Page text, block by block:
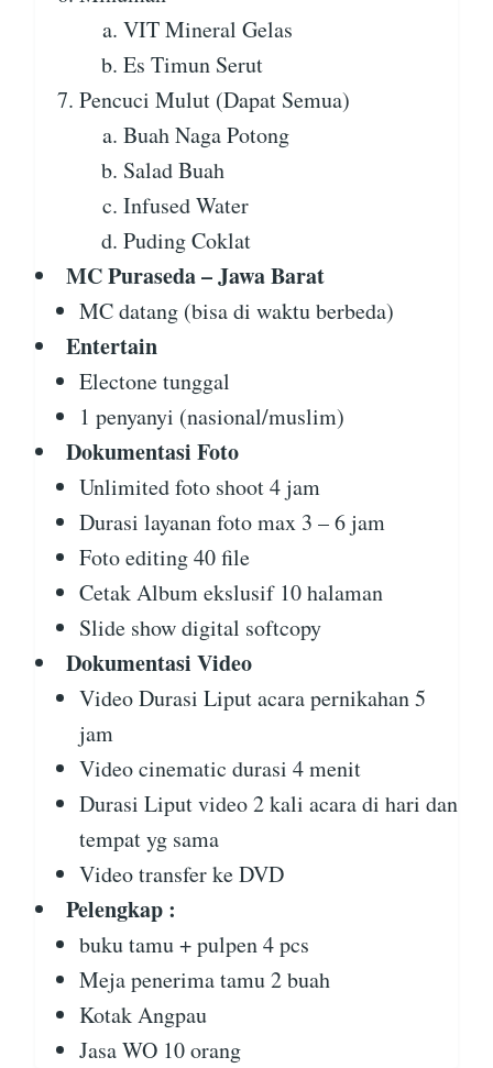
VIT Mineral Gelas
Es Timun Serut
Pencuci Mulut (Dapat Semua)
Buah Naga Potong
Salad Buah
Infused Water
Puding Coklat
MC Puraseda – Jawa Barat
MC datang (bisa di waktu berbeda)
Entertain
Electone tunggal
1 penyanyi (nasional/muslim)
Dokumentasi Foto
Unlimited foto shoot 4 jam
Durasi layanan foto max 3 – 6 jam
Foto editing 40 file
Cetak Album ekslusif 10 halaman
Slide show digital softcopy
Dokumentasi Video
Video Durasi Liput acara pernikahan 5
jam
Video cinematic durasi 4 menit
Durasi Liput video 2 kali acara di hari dan
tempat yg sama
Video transfer ke DVD
Pelengkap :
buku tamu + pulpen 4 pcs
Meja penerima tamu 2 buah
Kotak Angpau
Jasa WO 10 orang